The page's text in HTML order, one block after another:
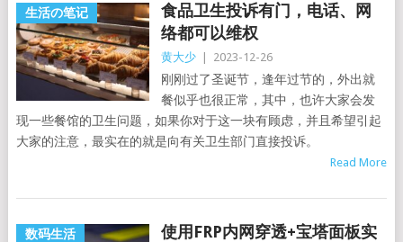
生活の笔记
食品卫生投诉有门，电话、网
络都可以维权
黄大少 2023-12-26
刚刚过了圣诞节，逢年过节的，外出就
餐似乎也很正常，其中，也许大家会发
现一些餐馆的卫生问题，如果你对于这一块有顾虑，并且希望引起
大家的注意，最实在的就是向有关卫生部门直接投诉。
Read More
数码生活
使用FRP内网穿透+宝塔面板实